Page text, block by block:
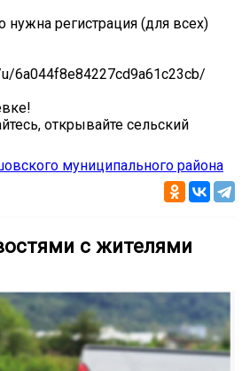
нужна регистрация (для всех)
6a044f8e84227cd9a61c23cb/
открывайте сельский
муниципального района
с жителями